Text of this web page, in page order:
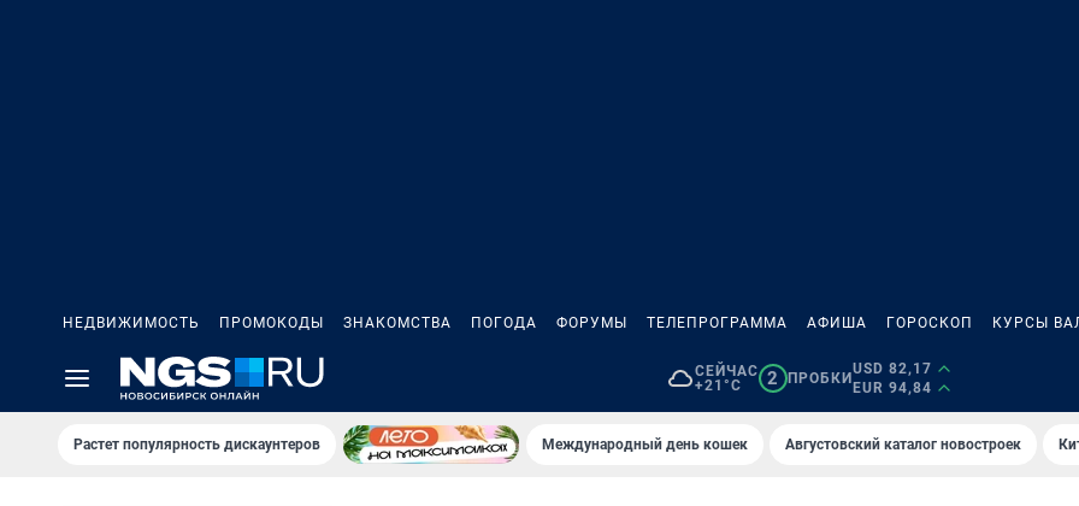
НЕДВИЖИМОСТЬ ПРОМОКОДЫ ЗНАКОМСТВА ПОГОДА ФОРУМЫ ТЕЛЕПРОГРАММА АФИША ГОРОСКОП КУРСЫ
СЕЙЧАС
+21°C
2 ПРОБКИ
USD 82,17
EUR 94,84
Растет популярность дискаунтеров Международный день кошек Августовский каталог новостроек